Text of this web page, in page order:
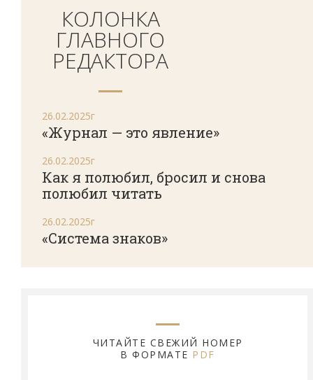
КОЛОНКА
ГЛАВНОГО
РЕДАКТОРА
26.02.2025г
«Журнал — это явление»
26.02.2025г
Как я полюбил, бросил и снова
полюбил читать
26.02.2025г
«Система знаков»
ЧИТАЙТЕ СВЕЖИЙ НОМЕР
В ФОРМАТЕ PDF